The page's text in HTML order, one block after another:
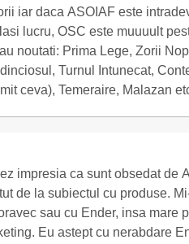
iar daca ASOIAF este
lucru, OSC este muuuult
Descoperiri, Cronicile lui
Turnul Intunecat,
ceva), Temeraire, Malazan
impresia ca sunt obsedat de
de la subiectul cu produse.
sau cu Ender, insa mare
Eu astept cu nerabdare